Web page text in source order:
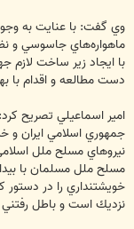
وي گفت: با عنايت به
ماهواره‌هاي جاسوسي و
با ايجاد زير ساخت لازم
دست مطالعه و اقدام با
امير اسماعيلي تصريح
جمهوري اسلامي ايران و
مسلح ملل مسلمان با
خويشتنداري را در دستور
نزديك است و باطل